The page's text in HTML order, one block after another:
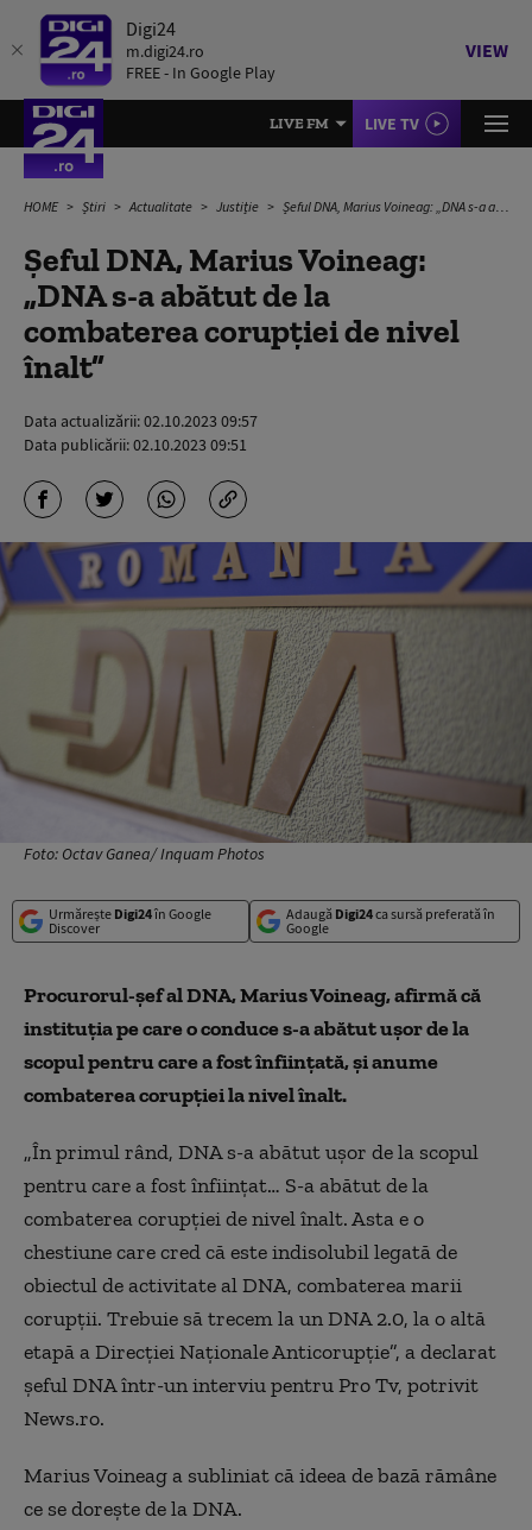
Digi24
m.digi24.ro
FREE - In Google Play
VIEW
LIVE FM LIVE TV
HOME Știri Actualitate Justiție Șeful DNA, Marius Voineag: „DNA s-a abătut de la combaterea corupţiei de nivel înalt”
Șeful DNA, Marius Voineag:
„DNA s-a abătut de la
combaterea corupţiei de nivel
înalt”
Data actualizării:02.10.2023 09:57
Data publicării:02.10.2023 09:51
Foto: Octav Ganea/ Inquam Photos
Urmărește Digi24în Google
Discover
Adaugă Digi24ca sursă preferată în
Google
Procurorul-şef al DNA, Marius Voineag, afirmă că
instituţia pe care o conduce s-a abătut uşor de la
scopul pentru care a fost înfiinţată, și anume
combaterea corupţiei la nivel înalt.
„În primul rând, DNA s-a abătut uşor de la scopul
pentru care a fost înfiinţat… S-a abătut de la
combaterea corupţiei de nivel înalt. Asta e o
chestiune care cred că este indisolubil legată de
obiectul de activitate al DNA, combaterea marii
corupţii. Trebuie să trecem la un DNA 2.0, la o altă
etapă a Direcţiei Naţionale Anticorupţie”, a declarat
şeful DNA într-un interviu pentru Pro Tv, potrivit
News.ro.
Marius Voineag a subliniat că ideea de bază rămâne
ce se dorește de la DNA.